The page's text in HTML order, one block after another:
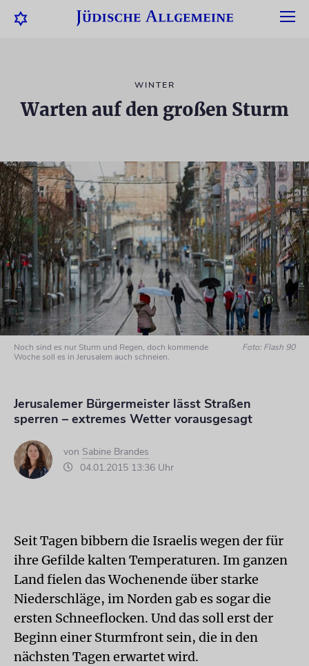
WINTER
Warten auf den großen Sturm
Noch sind es nur Sturm und Regen, doch kommende
Woche soll es in Jerusalem auch schneien.
Foto: Flash 90
Jerusalemer Bürgermeister lässt Straßen
sperren – extremes Wetter vorausgesagt
von Sabine Brandes
04.01.2015 13:36 Uhr
Seit Tagen bibbern die Israelis wegen der für
ihre Gefilde kalten Temperaturen. Im ganzen
Land fielen das Wochenende über starke
Niederschläge, im Norden gab es sogar die
ersten Schneeflocken. Und das soll erst der
Beginn einer Sturmfront sein, die in den
nächsten Tagen erwartet wird.